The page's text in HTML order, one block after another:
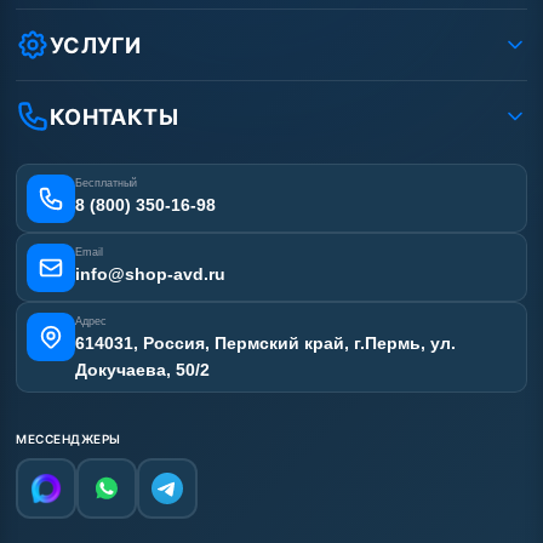
Условия соглашения
Вакансии
Статьи
Как заказать?
Оплата
Лизинг
Получить скидку
УСЛУГИ
Ремонт АВД
Сертификаты
Отзывы наших клиентов
Карта сайта
КОНТАКТЫ
Бесплатный
8 (800) 350-16-98
Email
info@shop-avd.ru
Адрес
614031, Россия, Пермский край, г.Пермь, ул.
Докучаева, 50/2
МЕССЕНДЖЕРЫ